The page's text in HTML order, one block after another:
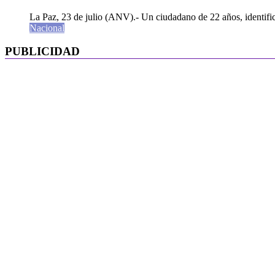
La Paz, 23 de julio (ANV).- Un ciudadano de 22 años,
Nacional
PUBLICIDAD